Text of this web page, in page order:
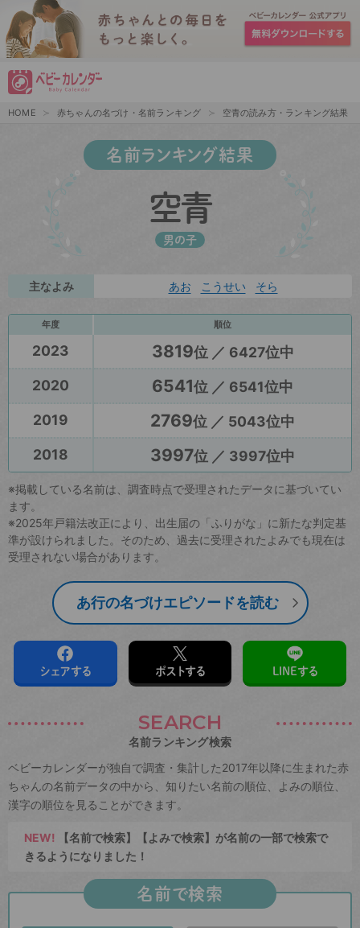
HOME 赤ちゃんの名づけ・名前ランキング 空青の読み方・ランキング結果
名前ランキング結果
空青
男の子
主なよみ あお こうせい そら
年度 順位
2023 3819位 ／ 6427位中
2020
6541位 ／ 6541位中
2019
2769位 ／ 5043位中
2018
3997位 ／ 3997位中
※掲載している名前は、調査時点で受理されたデータに基づいてい
ます。
※2025年戸籍法改正により、出生届の「ふりがな」に新たな判定基
準が設けられました。そのため、過去に受理されたよみでも現在は
受理されない場合があります。
あ行の名づけエピソードを読む
シェアする ポストする LINEする
SEARCH
名前ランキング検索
ベビーカレンダーが独自で調査・集計した2017年以降に生まれた赤
ちゃんの名前データの中から、知りたい名前の順位、よみの順位、
漢字の順位を見ることができます。
NEW! 【名前で検索】【よみで検索】が名前の一部で検索で
きるようになりました！
名前で検索